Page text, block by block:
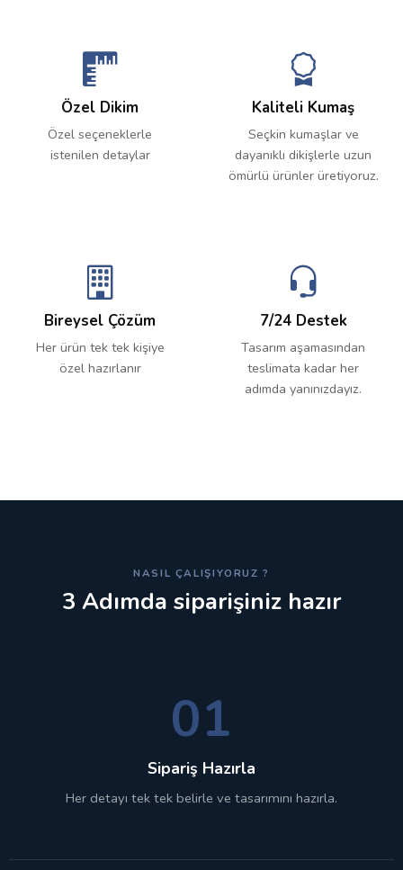
Özel Dikim
Özel seçeneklerle
istenilen detaylar
Kaliteli Kumaş
Seçkin kumaşlar ve
dayanıklı dikişlerle uzun
ömürlü ürünler üretiyoruz.
Bireysel Çözüm
Her ürün tek tek kişiye
özel hazırlanır
7/24 Destek
Tasarım aşamasından
teslimata kadar her
adımda yanınızdayız.
NASIL ÇALIŞIYORUZ ?
3 Adımda siparişiniz hazır
01
Sipariş Hazırla
Her detayı tek tek belirle ve tasarımını hazırla.